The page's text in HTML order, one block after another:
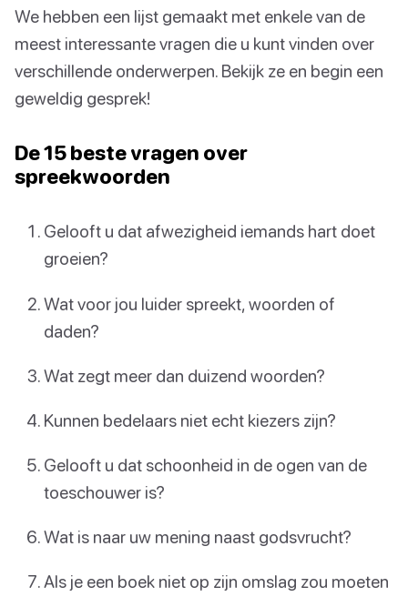
We hebben een lijst gemaakt met enkele van de
meest interessante vragen die u kunt vinden over
verschillende onderwerpen. Bekijk ze en begin een
geweldig gesprek!
De 15 beste vragen over
spreekwoorden
Gelooft u dat afwezigheid iemands hart doet
groeien?
Wat voor jou luider spreekt, woorden of
daden?
Wat zegt meer dan duizend woorden?
Kunnen bedelaars niet echt kiezers zijn?
Gelooft u dat schoonheid in de ogen van de
toeschouwer is?
Wat is naar uw mening naast godsvrucht?
Als je een boek niet op zijn omslag zou moeten